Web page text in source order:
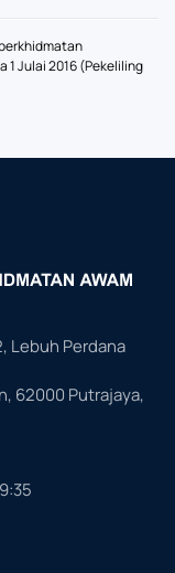
1 Julai 2016 (Pekeliling
Lebuh Perdana
62000 Putrajaya,